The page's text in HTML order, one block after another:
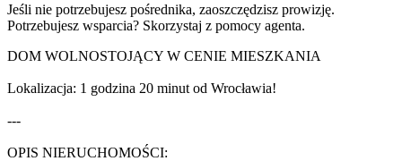
Jeśli nie potrzebujesz pośrednika, zaoszczędzisz prowizję.
Potrzebujesz wsparcia? Skorzystaj z pomocy agenta.
DOM WOLNOSTOJĄCY W CENIE MIESZKANIA
Lokalizacja: 1 godzina 20 minut od Wrocławia!
---
OPIS NIERUCHOMOŚCI: